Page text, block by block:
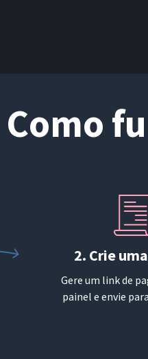
Como
2. Crie
Gere um link de
painel e envie